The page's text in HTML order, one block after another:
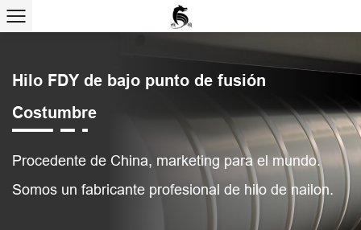
Hilo FDY de bajo punto de fusión
Costumbre
Procedente de China, marketing para el mundo.
Somos un fabricante profesional de hilo de nailon.